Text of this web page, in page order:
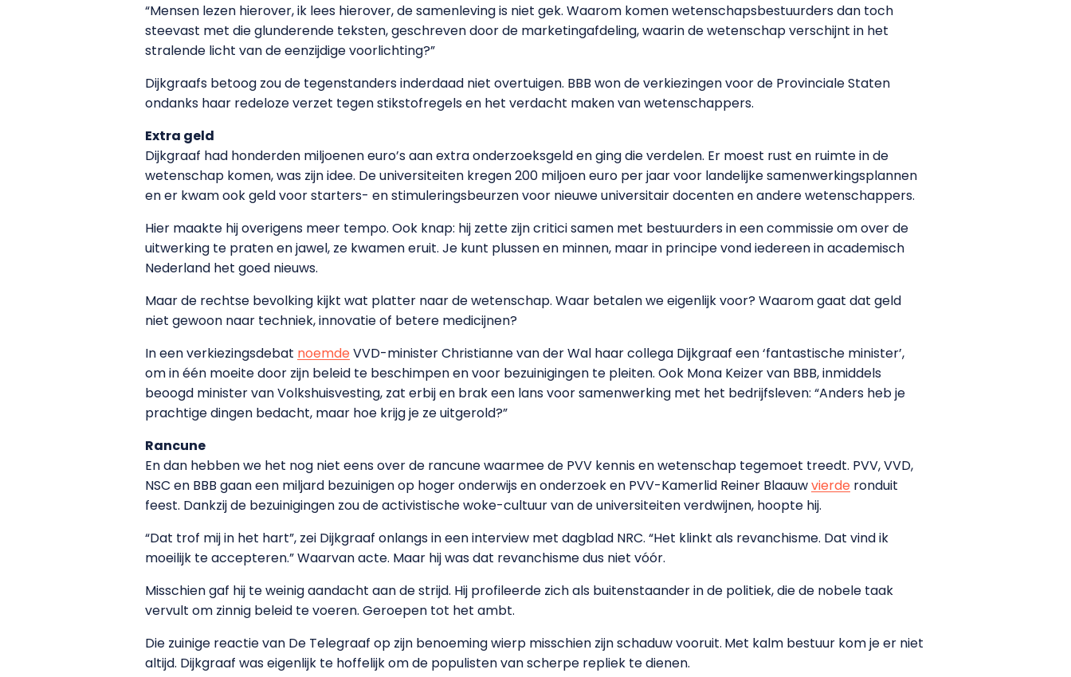
“Mensen lezen hierover, ik lees hierover, de samenleving is niet gek. Waarom komen wetenschapsbestuurders dan toch
steevast met die glunderende teksten, geschreven door de marketingafdeling, waarin de wetenschap verschijnt in het
stralende licht van de eenzijdige voorlichting?”
Dijkgraafs betoog zou de tegenstanders inderdaad niet overtuigen. BBB won de verkiezingen voor de Provinciale Staten
ondanks haar redeloze verzet tegen stikstofregels en het verdacht maken van wetenschappers.
Extra geld
Dijkgraaf had honderden miljoenen euro’s aan extra onderzoeksgeld en ging die verdelen. Er moest rust en ruimte in de
wetenschap komen, was zijn idee. De universiteiten kregen 200 miljoen euro per jaar voor landelijke samenwerkingsplannen
en er kwam ook geld voor starters- en stimuleringsbeurzen voor nieuwe universitair docenten en andere wetenschappers.
Hier maakte hij overigens meer tempo. Ook knap: hij zette zijn critici samen met bestuurders in een commissie om over de
uitwerking te praten en jawel, ze kwamen eruit. Je kunt plussen en minnen, maar in principe vond iedereen in academisch
Nederland het goed nieuws.
Maar de rechtse bevolking kijkt wat platter naar de wetenschap. Waar betalen we eigenlijk voor? Waarom gaat dat geld
niet gewoon naar techniek, innovatie of betere medicijnen?
In een verkiezingsdebat noemdeVVD-minister Christianne van der Wal haar collega Dijkgraaf een ‘fantastische minister’,
om in één moeite door zijn beleid te beschimpen en voor bezuinigingen te pleiten. Ook Mona Keizer van BBB, inmiddels
beoogd minister van Volkshuisvesting, zat erbij en brak een lans voor samenwerking met het bedrijfsleven: “Anders heb je
prachtige dingen bedacht, maar hoe krijg je ze uitgerold?”
Rancune
En dan hebben we het nog niet eens over de rancune waarmee de PVV kennis en wetenschap tegemoet treedt. PVV, VVD,
NSC en BBB gaan een miljard bezuinigen op hoger onderwijs en onderzoek en PVV-Kamerlid Reiner Blaauwvierde ronduit
feest. Dankzij de bezuinigingen zou de activistische woke-cultuur van de universiteiten verdwijnen, hoopte hij.
“Dat trof mij in het hart”, zei Dijkgraaf onlangs in een interview met dagblad NRC. “Het klinkt als revanchisme. Dat vind ik
moeilijk te accepteren.” Waarvan acte. Maar hij was dat revanchisme dus niet vóór.
Misschien gaf hij te weinig aandacht aan de strijd. Hij profileerde zich als buitenstaander in de politiek, die de nobele taak
vervult om zinnig beleid te voeren. Geroepen tot het ambt.
Die zuinige reactie van De Telegraaf op zijn benoeming wierp misschien zijn schaduw vooruit. Met kalm bestuur kom je er niet
altijd. Dijkgraaf was eigenlijk te hoffelijk om de populisten van scherpe repliek te dienen.